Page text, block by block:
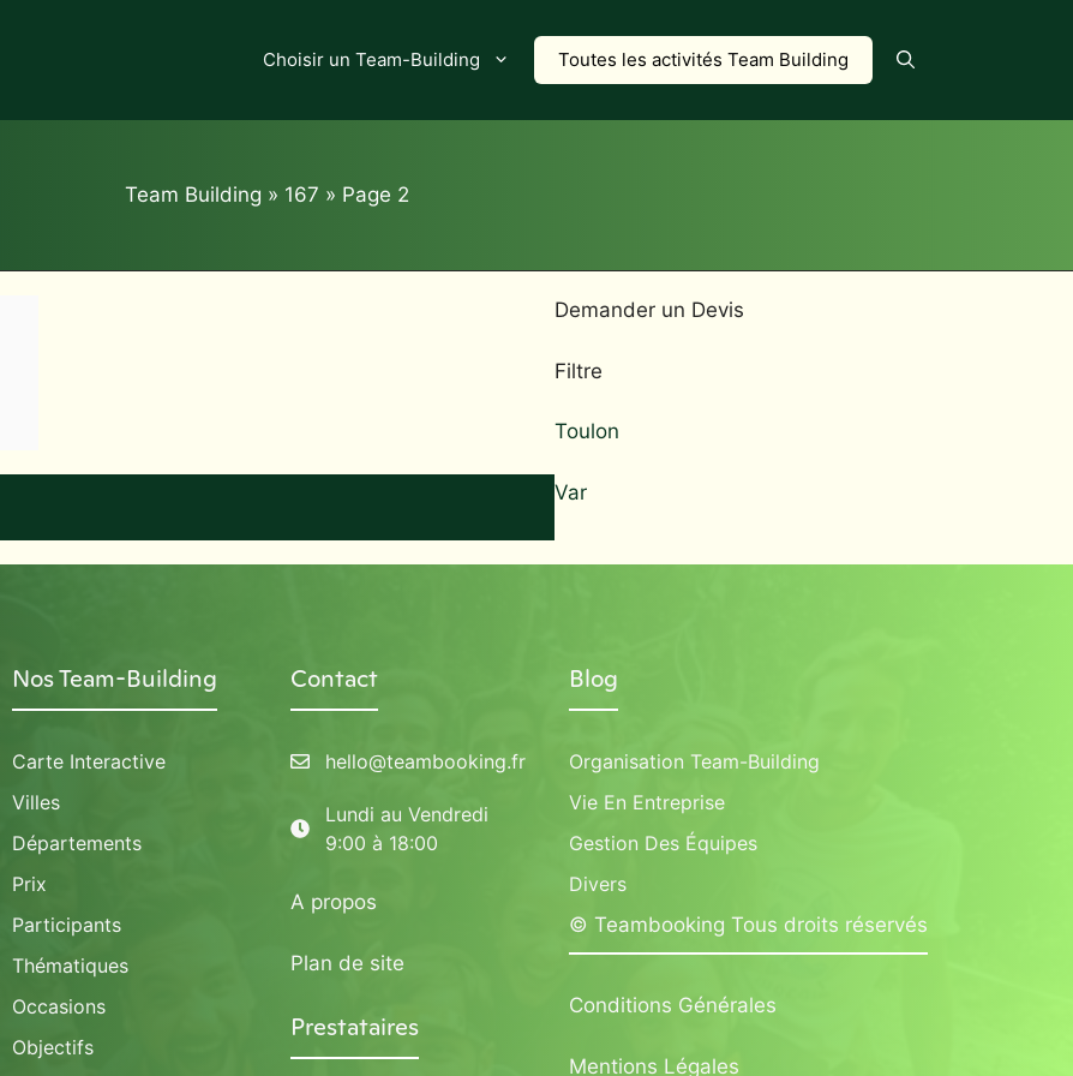
Choisir un Team-Building Toutes les activités Team Building
Team Building » 167 » Page 2
Demander un Devis
Filtre
Toulon
Var
Nos Team-Building
Carte Interactive
Villes
Départements
Prix
Participants
Thématiques
Occasions
Objectifs
Contact
hello@teambooking.fr
Lundi au Vendredi
9:00 à 18:00
A propos
Plan de site
Prestataires
Blog
Organisation Team-Building
Vie En Entreprise
Gestion Des Équipes
Divers
© Teambooking Tous droits réservés
Conditions Générales
Mentions Légales